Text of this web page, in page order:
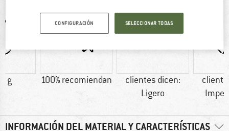
g 100% recomiendan
clientes dicen:
Ligero
INFORMACIÓN DEL MATERIAL Y CARACTERÍSTICAS
CONFIGURACIÓN SELECCIONAR TODAS